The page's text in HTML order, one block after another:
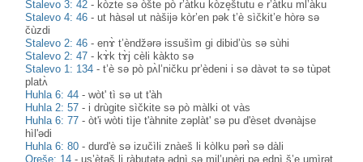
Stalevo 3: 42 - kòzte sə òšte pò r’àtku kòze̥štutu e r’àtku ml’àku
Stalevo 4: 46 -ut hàsəl ut nàšijə kòr’en pək t’è sìčkit’e hòrə sə
čùzdi
Stalevo 2: 46 -enɤ̀ t’èndžərə issušìm gi dibid’ùs sə sùhi
Stalevo 2: 47 - kɤ̀k tɤ̀j cèli kàkto sə
Stalevo 1: 134 -t’è sə pò pʌ̀l’ničku pr’èdeni i sə dàvət tə sə tùpət
platʌ̀
Huhla 6: 44 -wòt' tì sə ut t'àh
Huhla 2: 57 - i drùgite sìčkite sə pò màlki ot vàs
Huhla 6: 77 -òt'ɨ wòti tìje t'àhnite zəplàt' sə pu d'èset dvənàjse
hìl'ədi
Huhla 6: 80 -durd'è sə izučìli znàeš li kòlku pərɨ̀ sə dàli
Oreše: 14 -us’ètəš li ràbutə̥tə̥ ədnì sə mil’unèri pə ednì š’e umìrət